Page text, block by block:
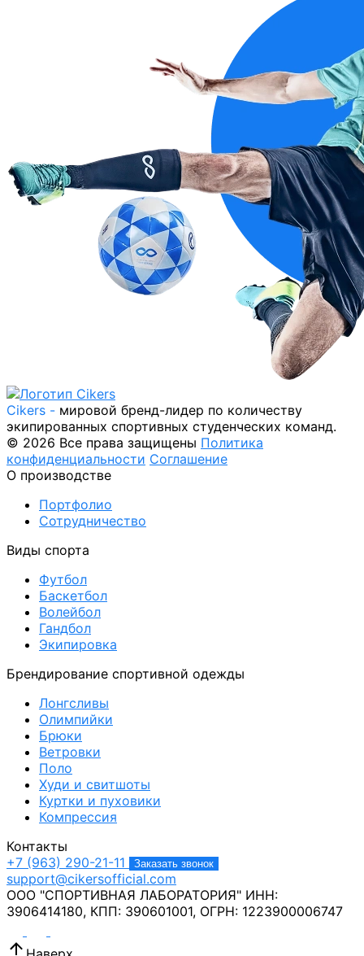
Cikers - мировой бренд-лидер по количеству
экипированных спортивных студенческих команд.
© 2026 Все права защищены Политика
конфиденциальности Соглашение
О производстве
Портфолио
Сотрудничество
Виды спорта
Футбол
Баскетбол
Волейбол
Гандбол
Экипировка
Брендирование спортивной одежды
Лонгсливы
Олимпийки
Брюки
Ветровки
Поло
Худи и свитшоты
Куртки и пуховики
Компрессия
Контакты
+7 (963) 290-21-11
Заказать звонок
support@cikersofficial.com
ООО "СПОРТИВНАЯ ЛАБОРАТОРИЯ" ИНН:
3906414180, КПП: 390601001, ОГРН: 1223900006747